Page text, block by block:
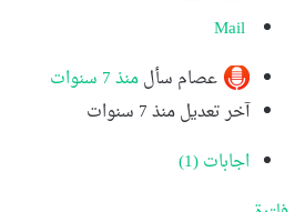
عصام سألمنذ 7 سنوات
آخر تعديل منذ 7 سنوات
اجابات (1)